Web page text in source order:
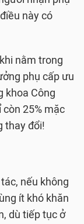
này có
nằm trong
phụ cấp ưu
khoa Công
25% mặc
thay đổi!
nếu không
ít khó khăn
dù tiếp tục ở